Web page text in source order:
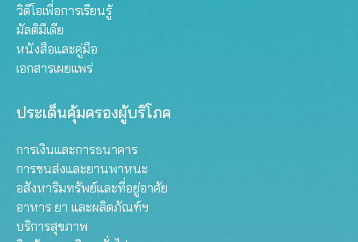
วิดีโอเพื่อการเรียนรู้
มัลติมีเดีย
หนังสือและคู่มือ
เอกสารเผยแพร่
ประเด็นคุ้มครองผู้บริโภค
การเงินและการธนาคาร
การขนส่งและยานพาหนะ
อสังหาริมทรัพย์และที่อยู่อาศัย
อาหาร ยา และผลิตภัณฑ์ฯ
บริการสุขภาพ